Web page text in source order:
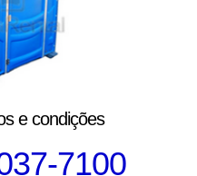
e condições
7100